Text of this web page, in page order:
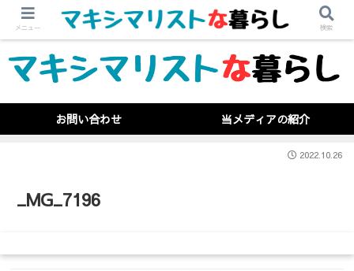
お問い合わせ 当メディアの紹介
_MG_7196
2022.10.26
メニュー 検索